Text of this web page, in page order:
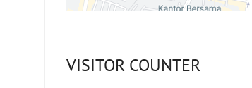
VISITOR COUNTER